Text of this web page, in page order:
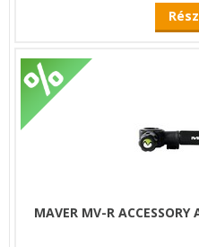
MAVER MV-R